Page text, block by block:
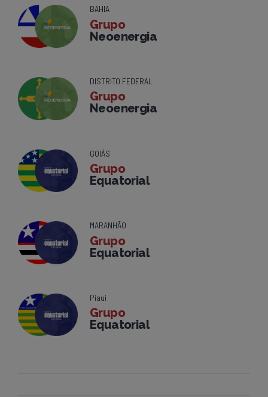
BAHIA
Grupo
Neoenergia
DISTRITO FEDERAL
Grupo
Neoenergia
GOIÁS
Grupo
Equatorial
MARANHÃO
Grupo
Equatorial
Piauí
Grupo
Equatorial